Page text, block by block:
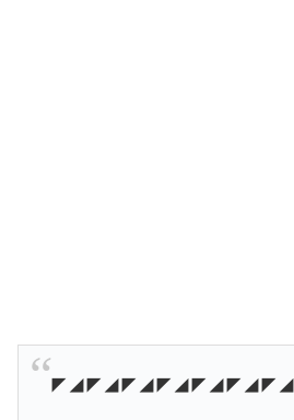
◤◢◤◢◤◢◤◢◤◢◤◢◤◢